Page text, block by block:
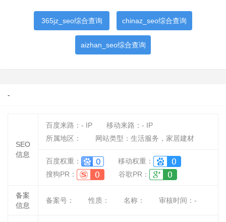
365jz_seo综合查询 chinaz_seo综合查询
aizhan_seo综合查询
-
SEO
信息
百度来路： - IP 移动来路： - IP
所属地区：
网站类型：生活服务，家居建材
百度权重：
移动权重：
搜狗PR：
谷歌PR：
备案
信息
备案号： 性质： 名称： 审核时间： -